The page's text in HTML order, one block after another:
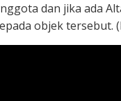
dan jika ada
objek tersebut.